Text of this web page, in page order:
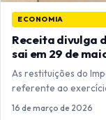
ECONOMIA
Receita divulga
sai em 29 de
As restituições do
referente ao
16 de março de 2026